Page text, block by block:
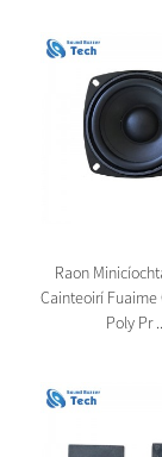
Raon
Cainteoirí Fuaime
Poly Pr